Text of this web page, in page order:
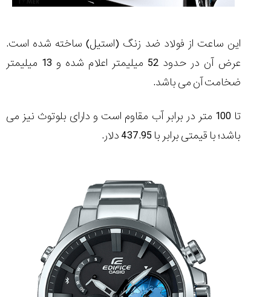
این ساعت از فولاد ضد زنگ (استیل) ساخته شده است.
عرض آن در حدود 52 میلیمتر اعلام شده و 13 میلیمتر
ضخامت آن می باشد.
تا 100 متر در برابر آب مقاوم است و دارای بلوتوث نیز می
باشد؛ با قیمتی برابر با 437.95 دلار.